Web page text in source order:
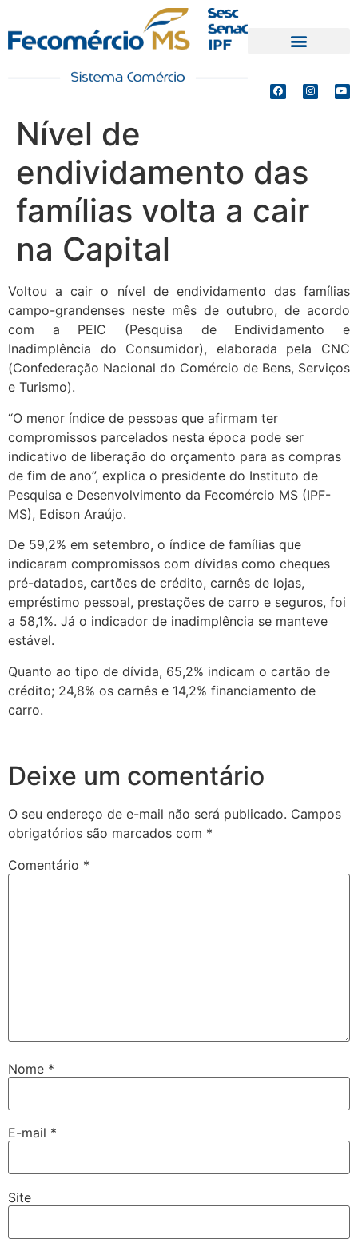
Nível de
endividamento das
famílias volta a cair
na Capital
Voltou a cair o nível de endividamento das famílias
campo-grandenses neste mês de outubro, de acordo
com a PEIC (Pesquisa de Endividamento e
Inadimplência do Consumidor), elaborada pela CNC
(Confederação Nacional do Comércio de Bens, Serviços
e Turismo).
“O menor índice de pessoas que afirmam ter
compromissos parcelados nesta época pode ser
indicativo de liberação do orçamento para as compras
de fim de ano”, explica o presidente do Instituto de
Pesquisa e Desenvolvimento da Fecomércio MS (IPF-
MS), Edison Araújo.
De 59,2% em setembro, o índice de famílias que
indicaram compromissos com dívidas como cheques
pré-datados, cartões de crédito, carnês de lojas,
empréstimo pessoal, prestações de carro e seguros, foi
a 58,1%. Já o indicador de inadimplência se manteve
estável.
Quanto ao tipo de dívida, 65,2% indicam o cartão de
crédito; 24,8% os carnês e 14,2% financiamento de
carro.
Deixe um comentário
O seu endereço de e-mail não será publicado. Campos
obrigatórios são marcados com *
Comentário *
Nome *
E-mail *
Site